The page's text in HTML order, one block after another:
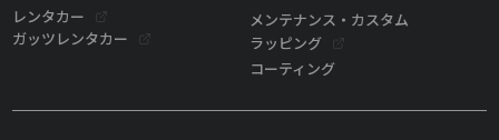
レンタカー
ガッツレンタカー
メンテナンス・カスタム
ラッピング
コーティング